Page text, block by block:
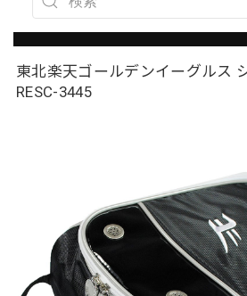
東北楽天ゴールデンイーグルス
RESC-3445